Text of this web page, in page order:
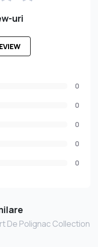
uri
0
0
0
0
0
De Polignac Collection